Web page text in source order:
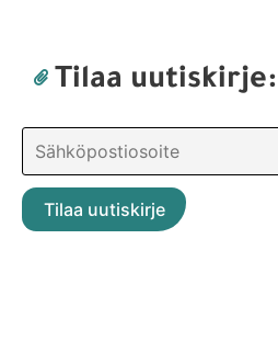
Tilaa uutiskirje: